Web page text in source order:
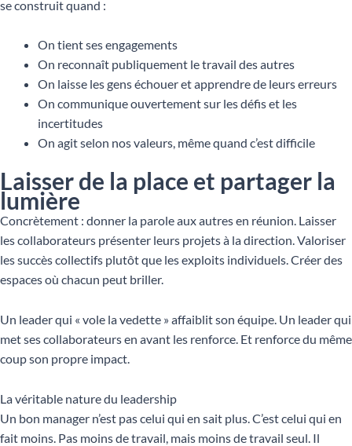
se construit quand :
On tient ses engagements
On reconnaît publiquement le travail des autres
On laisse les gens échouer et apprendre de leurs erreurs
On communique ouvertement sur les défis et les
incertitudes
On agit selon nos valeurs, même quand c’est difficile
Laisser de la place et partager la
lumière
Concrètement : donner la parole aux autres en réunion. Laisser
les collaborateurs présenter leurs projets à la direction. Valoriser
les succès collectifs plutôt que les exploits individuels. Créer des
espaces où chacun peut briller.
Un leader qui « vole la vedette » affaiblit son équipe. Un leader qui
met ses collaborateurs en avant les renforce. Et renforce du même
coup son propre impact.
La véritable nature du leadership
Un bon manager n’est pas celui qui en sait plus. C’est celui qui en
fait moins. Pas moins de travail, mais moins de travail seul. Il